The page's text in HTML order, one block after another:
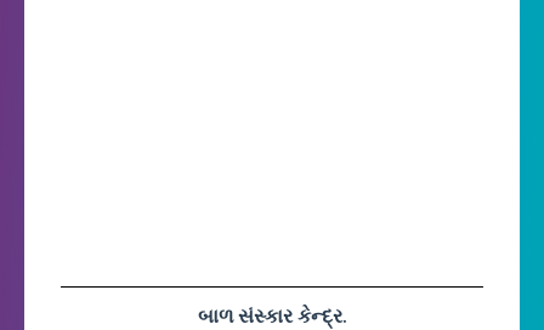
બાળ સંસ્કાર કેન્દ્ર.